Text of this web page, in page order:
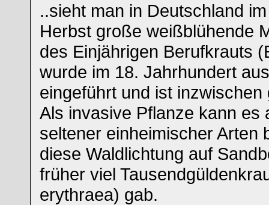
..sieht man in Deutschland
Herbst große weißblühende
des Einjährigen Berufkrauts
wurde im 18. Jahrhundert
eingeführt und ist
Als invasive Pflanze kann es
seltener einheimischer Arten
diese Waldlichtung auf
früher viel
erythraea) gab.